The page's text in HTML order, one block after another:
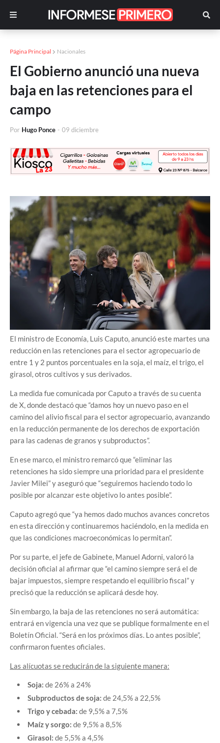
Página Principal Nacionales
El Gobierno anunció una nueva
baja en las retenciones para el
campo
Por Hugo Ponce - 09 diciembre
El ministro de Economía, Luis Caputo, anunció este martes una
reducción en las retenciones para el sector agropecuario de
entre 1 y 2 puntos porcentuales en la soja, el maíz, el trigo, el
girasol, otros cultivos y sus derivados.
La medida fue comunicada por Caputo a través de su cuenta
de X, donde destacó que “damos hoy un nuevo paso en el
camino del alivio fiscal para el sector agropecuario, avanzando
en la reducción permanente de los derechos de exportación
para las cadenas de granos y subproductos”.
En ese marco, el ministro remarcó que “eliminar las
retenciones ha sido siempre una prioridad para el presidente
Javier Milei” y aseguró que “seguiremos haciendo todo lo
posible por alcanzar este objetivo lo antes posible”.
Caputo agregó que “ya hemos dado muchos avances concretos
en esta dirección y continuaremos haciéndolo, en la medida en
que las condiciones macroeconómicas lo permitan”.
Por su parte, el jefe de Gabinete, Manuel Adorni, valoró la
decisión oficial al afirmar que “el camino siempre será el de
bajar impuestos, siempre respetando el equilibrio fiscal” y
precisó que la reducción se aplicará desde hoy.
Sin embargo, la baja de las retenciones no será automática:
entrará en vigencia una vez que se publique formalmente en el
Boletín Oficial. “Será en los próximos días. Lo antes posible”,
confirmaron fuentes oficiales.
Las alícuotas se reducirán de la siguiente manera:
Soja: de 26% a 24%
Subproductos de soja: de 24,5% a 22,5%
Trigo y cebada: de 9,5% a 7,5%
Maíz y sorgo: de 9,5% a 8,5%
Girasol: de 5,5% a 4,5%